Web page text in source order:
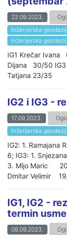
22.09.2023.
Inženjerska
Inženjerska
IG1 Krečar
Dijana 30/50 IG3
Tatjana 23/35
IG2 i IG3 -
17.09.2023.
Inženjerska
IG2: 1.
6; IG3: 1.
3. Mijo Maric
Dmitar Velimir
IG1, IG2 -
termin
08.09.2023.